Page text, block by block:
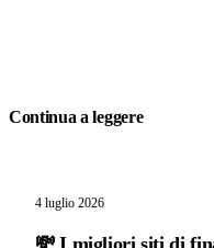
Continua a leggere
4 luglio 2026